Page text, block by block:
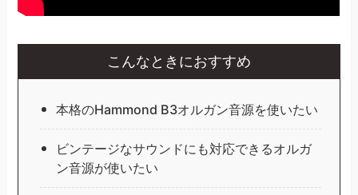
こんなときにおすすめ
本格のHammond B3オルガン音源を使いたい
ビンテージなサウンドにも対応できるオルガ
ン音源が使いたい